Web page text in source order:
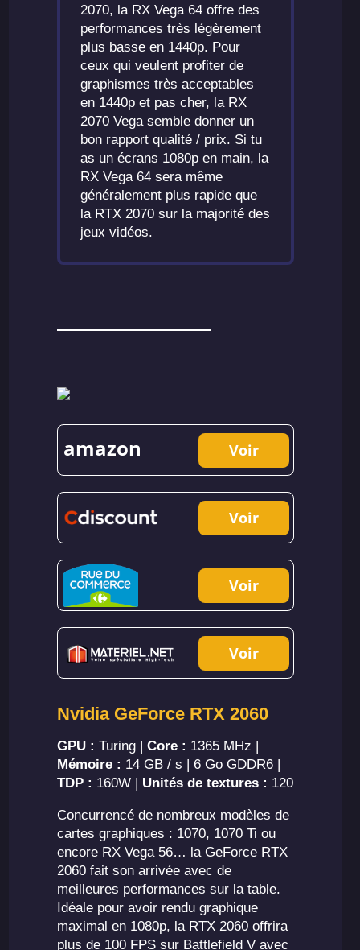
2070, la RX Vega 64 offre des
performances très légèrement
plus basse en 1440p. Pour
ceux qui veulent profiter de
graphismes très acceptables
en 1440p et pas cher, la RX
2070 Vega semble donner un
bon rapport qualité / prix. Si tu
as un écrans 1080p en main, la
RX Vega 64 sera même
généralement plus rapide que
la RTX 2070 sur la majorité des
jeux vidéos.
amazon Voir
Voir
Voir
Voir
Nvidia GeForce RTX 2060
GPU : Turing |Core : 1365 MHz |
Mémoire : 14 GB / s | 6 Go GDDR6 |
TDP : 160W | Unités de textures : 120
Concurrencé de nombreux modèles de
cartes graphiques : 1070, 1070 Ti ou
encore RX Vega 56… la GeForce RTX
2060 fait son arrivée avec de
meilleures performances sur la table.
Idéale pour avoir rendu graphique
maximal en 1080p, la RTX 2060 offrira
plus de 100 FPS sur Battlefield V avec